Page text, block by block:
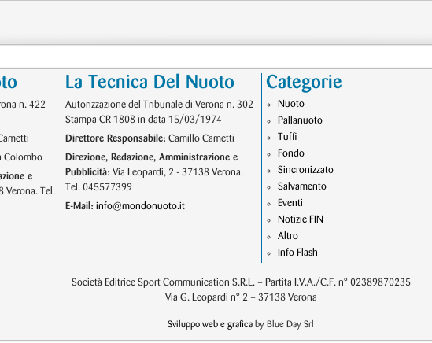
n. 422
Colombo
e
Verona. Tel.
La Tecnica Del Nuoto
Autorizzazione del Tribunale di Verona n. 302
Stampa CR 1808 in data 15/03/1974
Direttore Responsabile: Camillo Cametti
Direzione, Redazione, Amministrazione e
Pubblicità: Via Leopardi, 2 - 37138 Verona.
Tel. 045577399
E-Mail: info@mondonuoto.it
Categorie
Nuoto
Pallanuoto
Tuffi
Fondo
Sincronizzato
Salvamento
Eventi
Notizie FIN
Altro
Info Flash
Società Editrice Sport Communication S.R.L. – Partita I.V.A./C.F. n° 02389870235
Via G. Leopardi n° 2 – 37138 Verona
Sviluppo web e grafica by Blue Day Srl